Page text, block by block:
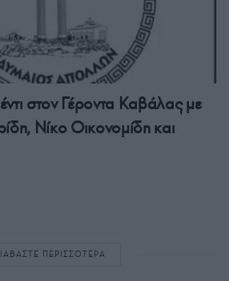
στον Γέροντα Καβάλας με
Νίκο Οικονομίδη και
ΠΕΡΙΣΣΟΤΕΡΑ